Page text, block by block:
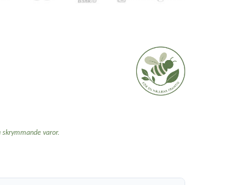
varor.